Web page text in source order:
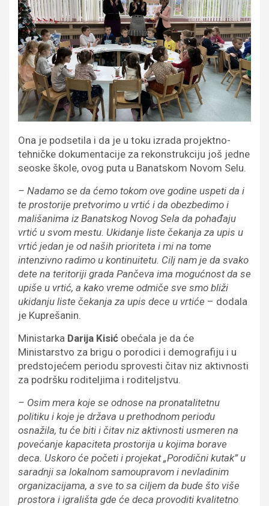
Ona je podsetila i da je u toku izrada projektno-
tehničke dokumentacije za rekonstrukciju još jedne
seoske škole, ovog puta u Banatskom Novom Selu.
– Nadamo se da ćemo tokom ove godine uspeti da i
te prostorije pretvorimo u vrtić i da obezbedimo i
mališanima iz Banatskog Novog Sela da pohađaju
vrtić u svom mestu. Ukidanje liste čekanja za upis u
vrtić jedan je od naših prioriteta i mi na tome
intenzivno radimo u kontinuitetu. Cilj nam je da svako
dete na teritoriji grada Pančeva ima mogućnost da se
upiše u vrtić, a kako vreme odmiče sve smo bliži
ukidanju liste čekanja za upis dece u vrtiće – dodala
je Kuprešanin.
Ministarka Darija Kisić obećala je da će
Ministarstvo za brigu o porodici i demografiju i u
predstojećem periodu sprovesti čitav niz aktivnosti
za podršku roditeljima i roditeljstvu.
– Osim mera koje se odnose na pronatalitetnu
politiku i koje je država u prethodnom periodu
osnažila, tu će biti i čitav niz aktivnosti usmeren na
povećanje kapaciteta prostorija u kojima borave
deca. Uskoro će početi i projekat „Porodični kutak” u
saradnji sa lokalnom samoupravom i nevladinim
organizacijama, a sve to sa ciljem da bude što više
prostora i igrališta gde će deca provoditi kvalitetno